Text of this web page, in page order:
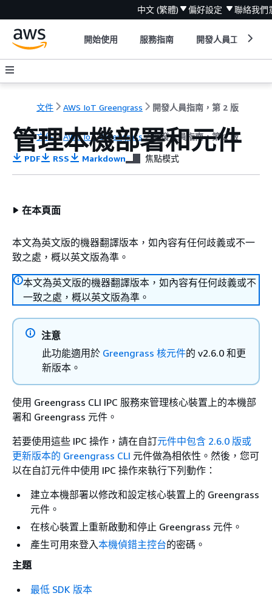
中文 (繁體) 偏好設定 聯絡我們
開始使用 服務指南 開發人員工具
文件 AWS IoT Greengrass 開發人員指南，第 2 版
文件 AWS IoT Greengrass 開發人員指南，第 2 版
管理本機部署和元件
PDF RSS Markdown 焦點模式
在本頁面
本文為英文版的機器翻譯版本，如內容有任何歧義或不一
致之處，概以英文版為準。
本文為英文版的機器翻譯版本，如內容有任何歧義或不
一致之處，概以英文版為準。
注意
此功能適用於 Greengrass 核元件的 v2.6.0 和更
新版本。
使用 Greengrass CLI IPC 服務來管理核心裝置上的本機部
署和 Greengrass 元件。
若要使用這些 IPC 操作，請在自訂元件中包含 2.6.0 版或
更新版本的 Greengrass CLI 元件做為相依性。然後，您可
以在自訂元件中使用 IPC 操作來執行下列動作：
建立本機部署以修改和設定核心裝置上的 Greengrass
元件。
在核心裝置上重新啟動和停止 Greengrass 元件。
產生可用來登入本機偵錯主控台的密碼。
主題
最低 SDK 版本